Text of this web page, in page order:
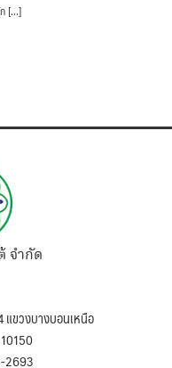
ก […]
จำกัด
ขวงบางบอนเหนือ
2693